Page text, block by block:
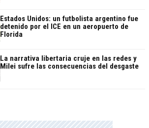
Estados Unidos: un futbolista argentino fue
detenido por el ICE en un aeropuerto de
Florida
La narrativa libertaria cruje en las redes y
Milei sufre las consecuencias del desgaste